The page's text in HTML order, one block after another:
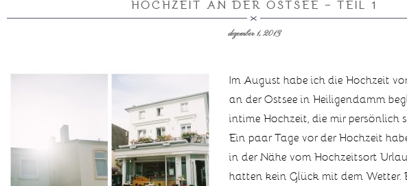
HOCHZEIT AN DER OSTSEE – TEIL 1
dezember 1, 2013
Im August habe ich die Hochzeit
an der Ostsee in Heiligendamm
intime Hochzeit, die mir persönlich
Ein paar Tage vor der Hochzeit
in der Nähe vom Hochzeitsort
hatten kein Glück mit dem Wetter.